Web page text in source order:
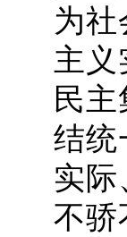
为
主义
民
结统
实
不骄